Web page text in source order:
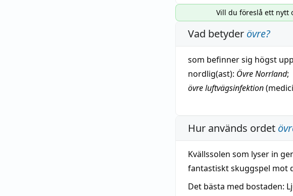
Vill du föreslå ett nytt
Vad betyder övre?
som befinner sig högst
nordlig(ast): Övre Norrland;
övre luftvägsinfektion(
Hur används ordet
Kvällssolen som lyser in
fantastiskt skuggspel mot
Det bästa med bostaden: